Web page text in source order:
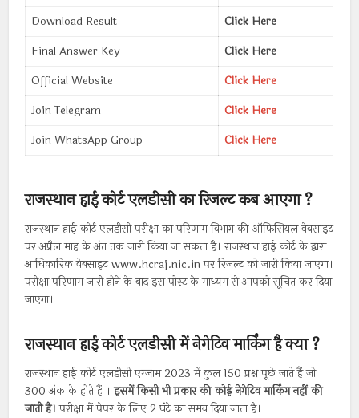
Download Result
Click Here
Final Answer Key
Click Here
Official Website
Click Here
Join Telegram
Click Here
Join WhatsApp Group
Click Here
राजस्थान हाई कोर्ट एलडीसी का रिजल्ट कब आएगा ?
राजस्थान हाई कोर्ट एलडीसी परीक्षा का परिणाम विभाग की ऑफिसियल वेबसाइट
पर अप्रैल माह के अंत तक जारी किया जा सकता है। राजस्थान हाई कोर्ट के द्वारा
आधिकारिक वेबसाइट www.hcraj.nic.in पर रिजल्ट को जारी किया जाएगा।
परीक्षा परिणाम जारी होने के बाद इस पोस्ट के माध्यम से आपको सूचित कर दिया
जाएगा।
राजस्थान हाई कोर्ट एलडीसी में नेगेटिव मार्किंग है क्या ?
राजस्थान हाई कोर्ट एलडीसी एग्जाम 2023 में कुल 150 प्रश्न पूछे जाते हैं जो
300 अंक के होते हैं ।इसमें किसी भी प्रकार की कोई नेगेटिव मार्किंग नहीं की
जाती है।परीक्षा में पेपर के लिए 2 घंटे का समय दिया जाता है।